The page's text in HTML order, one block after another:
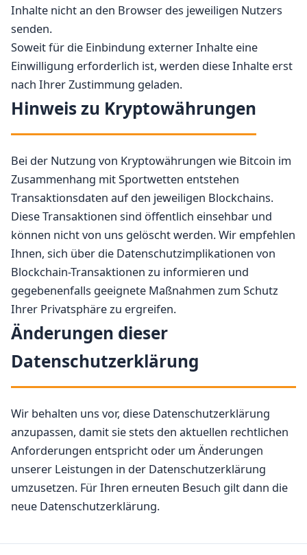
Inhalte nicht an den Browser des jeweiligen Nutzers
senden.
Soweit für die Einbindung externer Inhalte eine
Einwilligung erforderlich ist, werden diese Inhalte erst
nach Ihrer Zustimmung geladen.
Hinweis zu Kryptowährungen
Bei der Nutzung von Kryptowährungen wie Bitcoin im
Zusammenhang mit Sportwetten entstehen
Transaktionsdaten auf den jeweiligen Blockchains.
Diese Transaktionen sind öffentlich einsehbar und
können nicht von uns gelöscht werden. Wir empfehlen
Ihnen, sich über die Datenschutzimplikationen von
Blockchain-Transaktionen zu informieren und
gegebenenfalls geeignete Maßnahmen zum Schutz
Ihrer Privatsphäre zu ergreifen.
Änderungen dieser
Datenschutzerklärung
Wir behalten uns vor, diese Datenschutzerklärung
anzupassen, damit sie stets den aktuellen rechtlichen
Anforderungen entspricht oder um Änderungen
unserer Leistungen in der Datenschutzerklärung
umzusetzen. Für Ihren erneuten Besuch gilt dann die
neue Datenschutzerklärung.